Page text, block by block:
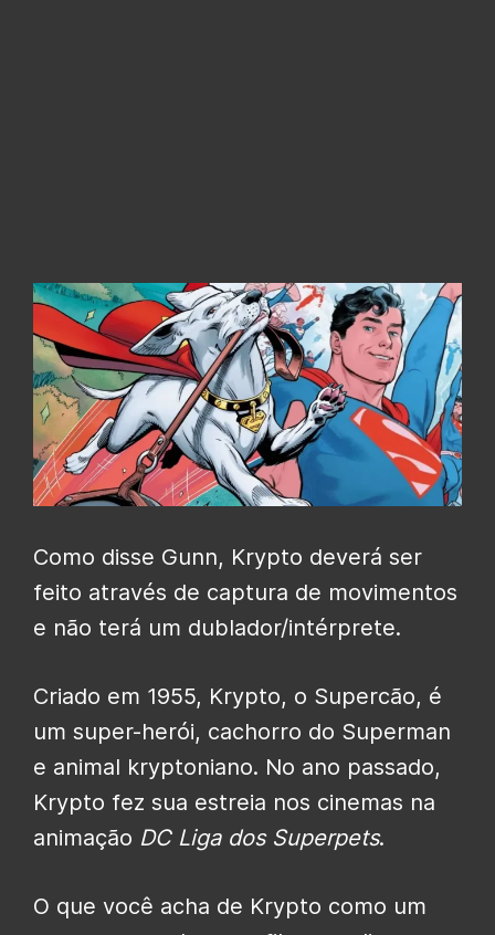
Como disse Gunn, Krypto deverá ser
feito através de captura de movimentos
e não terá um dublador/intérprete.
Criado em 1955, Krypto, o Supercão, é
um super-herói, cachorro do Superman
e animal kryptoniano. No ano passado,
Krypto fez sua estreia nos cinemas na
animação DC Liga dos Superpets.
O que você acha de Krypto como um